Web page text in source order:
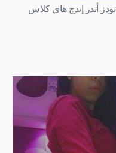
نودز أندر إيدج هاي كلاس